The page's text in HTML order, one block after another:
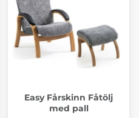
Easy Fårskinn Fåtölj
med pall